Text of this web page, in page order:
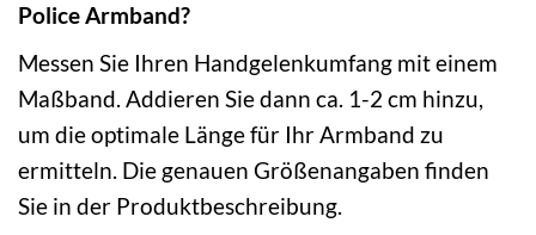
Police Armband?
Messen Sie Ihren Handgelenkumfang mit einem
Maßband. Addieren Sie dann ca. 1-2 cm hinzu,
um die optimale Länge für Ihr Armband zu
ermitteln. Die genauen Größenangaben finden
Sie in der Produktbeschreibung.